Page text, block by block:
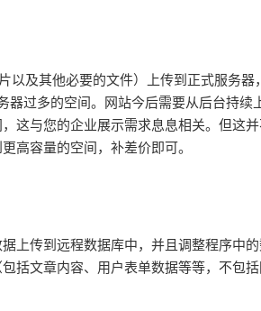
及其他必要的文件）上传到正式服务器
器过多的空间。网站今后需要从后台持
这与您的企业展示需求息息相关。但这
高容量的空间，补差价即可。
传到远程数据库中，并且调整程序中的
括文章内容、用户表单数据等等，不包括